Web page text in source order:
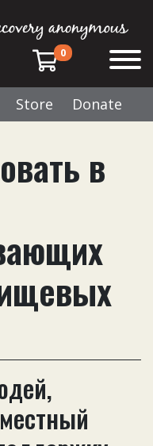
0
Store Donate
в